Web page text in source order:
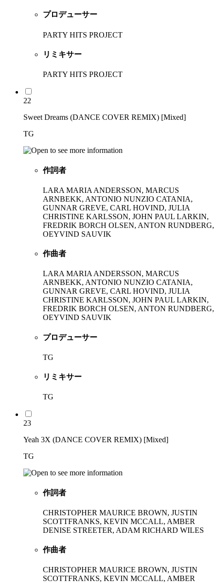
プロデューサー
PARTY HITS PROJECT
リミキサー
PARTY HITS PROJECT
22
Sweet Dreams (DANCE COVER REMIX) [Mixed]
TG
作詞者
LARA MARIA ANDERSSON, MARCUS
ARNBEKK, ANTONIO NUNZIO CATANIA,
GUNNAR GREVE, CARL HOVIND, JULIA
CHRISTINE KARLSSON, JOHN PAUL LARKIN,
FREDRIK BORCH OLSEN, ANTON RUNDBERG,
OEYVIND SAUVIK
作曲者
LARA MARIA ANDERSSON, MARCUS
ARNBEKK, ANTONIO NUNZIO CATANIA,
GUNNAR GREVE, CARL HOVIND, JULIA
CHRISTINE KARLSSON, JOHN PAUL LARKIN,
FREDRIK BORCH OLSEN, ANTON RUNDBERG,
OEYVIND SAUVIK
プロデューサー
TG
リミキサー
TG
23
Yeah 3X (DANCE COVER REMIX) [Mixed]
TG
作詞者
CHRISTOPHER MAURICE BROWN, JUSTIN
SCOTTFRANKS, KEVIN MCCALL, AMBER
DENISE STREETER, ADAM RICHARD WILES
作曲者
CHRISTOPHER MAURICE BROWN, JUSTIN
SCOTTFRANKS, KEVIN MCCALL, AMBER